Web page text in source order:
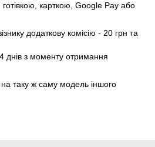
карткою, Google Pay або
додаткову комісію - 20 грн та
днів з моменту отримання
таку ж саму модель іншого